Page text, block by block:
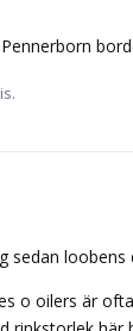
sedan
o oilers är